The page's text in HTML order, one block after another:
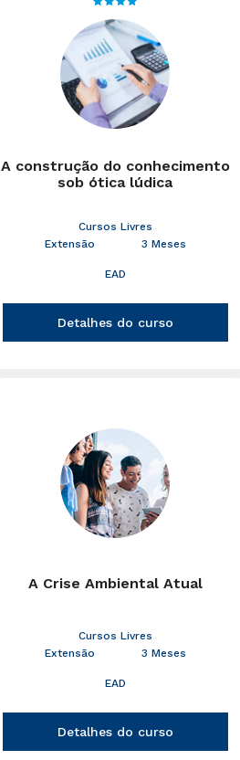
A construção do conhecimento
sob ótica lúdica
Cursos Livres
Extensão
3 Meses
EAD
Detalhes do curso
A Crise Ambiental Atual
Cursos Livres
Extensão
3 Meses
EAD
Detalhes do curso